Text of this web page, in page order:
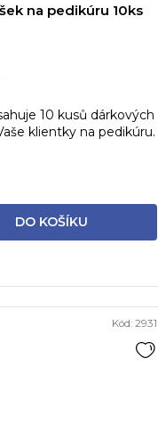
na pedikúru 10ks
DO KOŠÍKU
10 kusů dárkových
klientky na pedikúru.
Kód: 2931